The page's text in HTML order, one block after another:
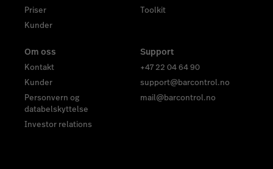
Priser
Kunder
Toolkit
Om oss
Kontakt
Kunder
Personvern og
databelskyttelse
Investor relations
Support
+47 22 04 64 90
support@barcontrol.no
mail@barcontrol.no